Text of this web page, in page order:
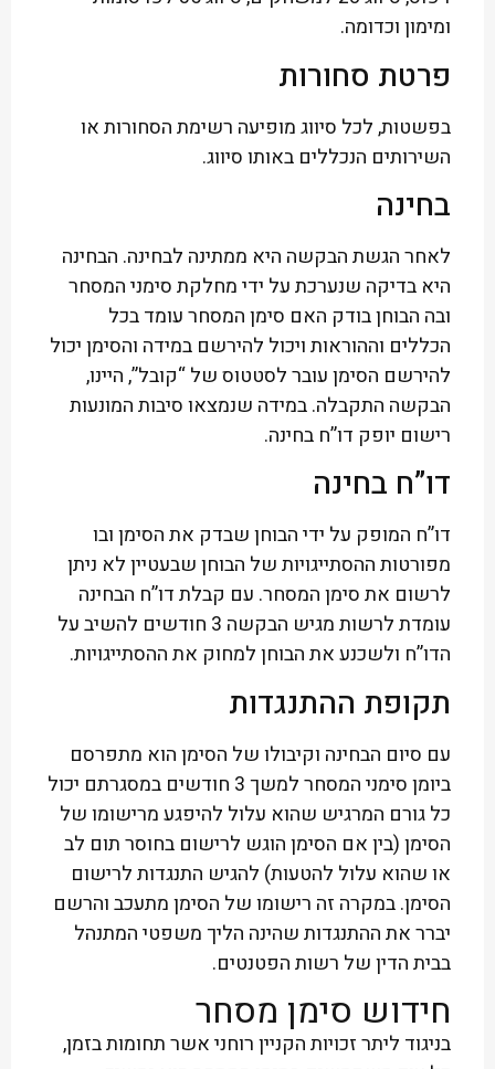
ומימון וכדומה.
פרטת סחורות
בפשטות, לכל סיווג מופיעה רשימת הסחורות או
השירותים הנכללים באותו סיווג.
בחינה
לאחר הגשת הבקשה היא ממתינה לבחינה. הבחינה
היא בדיקה שנערכת על ידי מחלקת סימני המסחר
ובה הבוחן בודק האם סימן המסחר עומד בכל
הכללים וההוראות ויכול להירשם במידה והסימן יכול
להירשם הסימן עובר לסטטוס של “קובל”, היינו,
הבקשה התקבלה. במידה שנמצאו סיבות המונעות
רישום יופק דו”ח בחינה.
דו”ח בחינה
דו”ח המופק על ידי הבוחן שבדק את הסימן ובו
מפורטות ההסתייגויות של הבוחן שבעטיין לא ניתן
לרשום את סימן המסחר. עם קבלת דו”ח הבחינה
עומדת לרשות מגיש הבקשה 3 חודשים להשיב על
הדו”ח ולשכנע את הבוחן למחוק את ההסתייגויות.
תקופת ההתנגדות
עם סיום הבחינה וקיבולו של הסימן הוא מתפרסם
ביומן סימני המסחר למשך 3 חודשים במסגרתם יכול
כל גורם המרגיש שהוא עלול להיפגע מרישומו של
הסימן (בין אם הסימן הוגש לרישום בחוסר תום לב
או שהוא עלול להטעות) להגיש התנגדות לרישום
הסימן. במקרה זה רישומו של הסימן מתעכב והרשם
יברר את ההתנגדות שהינה הליך משפטי המתנהל
בבית הדין של רשות הפטנטים.
חידוש סימן מסחר
בניגוד ליתר זכויות הקניין רוחני אשר תחומות בזמן,